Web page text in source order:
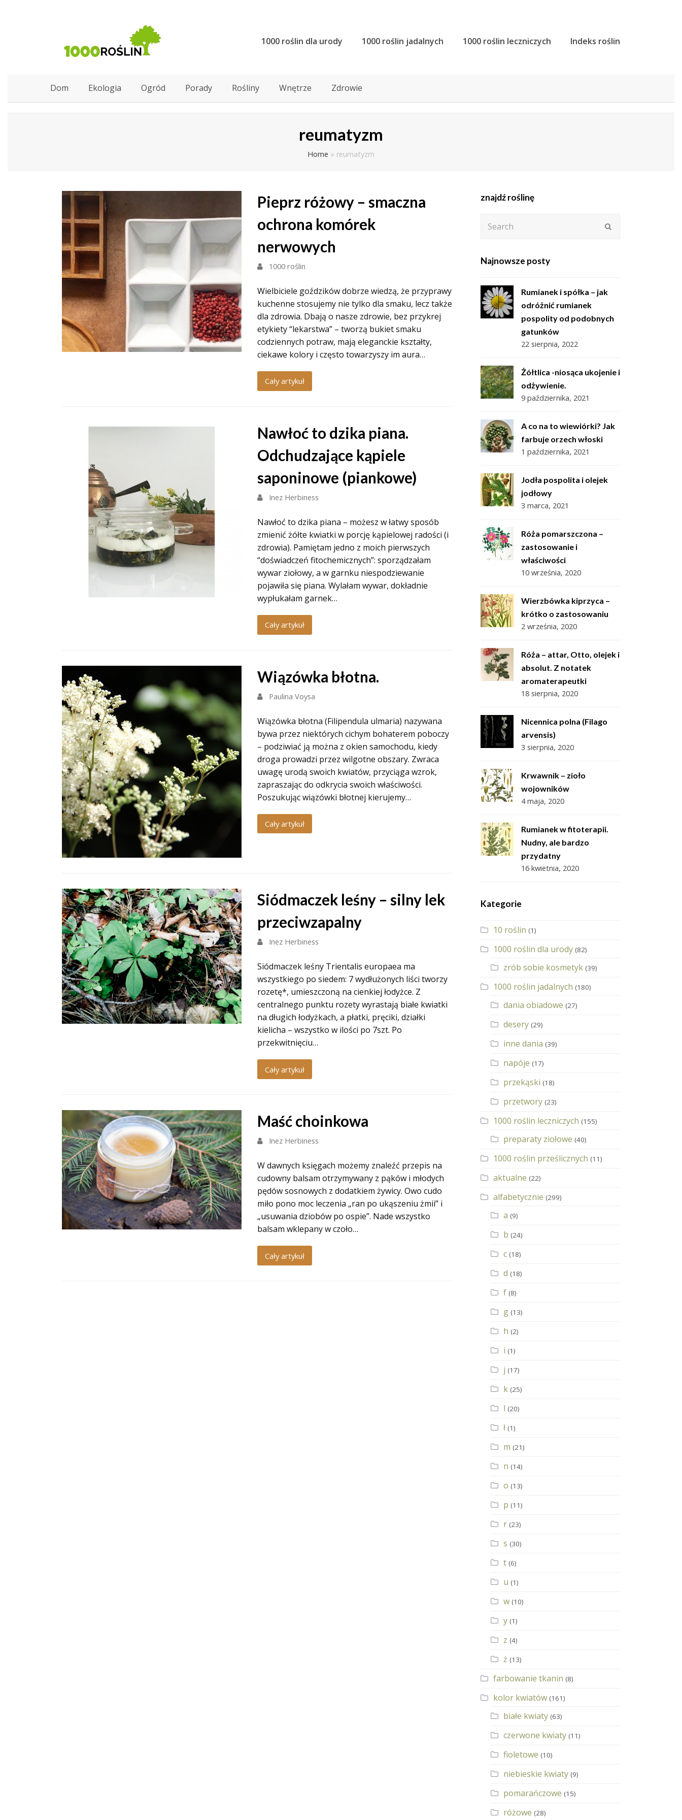
1000 roślin dla urody 1000 roślin jadalnych 1000 roślin leczniczych Indeks roślin
Dom Ekologia Ogród Porady Rośliny Wnętrze Zdrowie
reumatyzm
Home » reumatyzm
Pieprz różowy – smaczna
ochrona komórek
nerwowych
1000 roślin
Wielbiciele goździków dobrze wiedzą, że przyprawy
kuchenne stosujemy nie tylko dla smaku, lecz także
dla zdrowia. Dbają o nasze zdrowie, bez przykrej
etykiety “lekarstwa” – tworzą bukiet smaku
codziennych potraw, mają eleganckie kształty,
ciekawe kolory i często towarzyszy im aura…
Cały artykuł
Nawłoć to dzika piana.
Odchudzające kąpiele
saponinowe (piankowe)
Inez Herbiness
Nawłoć to dzika piana – możesz w łatwy sposób
zmienić żółte kwiatki w porcję kąpielowej radości (i
zdrowia). Pamiętam jedno z moich pierwszych
“doświadczeń fitochemicznych”: sporządzałam
wywar ziołowy, a w garnku niespodziewanie
pojawiła się piana. Wylałam wywar, dokładnie
wypłukałam garnek…
Cały artykuł
Wiązówka błotna.
Paulina Voysa
Wiązówka błotna (Filipendula ulmaria) nazywana
bywa przez niektórych cichym bohaterem poboczy
– podziwiać ją można z okien samochodu, kiedy
droga prowadzi przez wilgotne obszary. Zwraca
uwagę urodą swoich kwiatów, przyciąga wzrok,
zapraszając do odkrycia swoich właściwości.
Poszukując wiązówki błotnej kierujemy…
Cały artykuł
Siódmaczek leśny – silny lek
przeciwzapalny
Inez Herbiness
Siódmaczek leśny Trientalis europaea ma
wszystkiego po siedem: 7 wydłużonych liści tworzy
rozetę*, umieszczoną na cienkiej łodyżce. Z
centralnego punktu rozety wyrastają białe kwiatki
na długich łodyżkach, a płatki, pręciki, działki
kielicha – wszystko w ilości po 7szt. Po
przekwitnięciu…
Cały artykuł
Maść choinkowa
Inez Herbiness
W dawnych księgach możemy znaleźć przepis na
cudowny balsam otrzymywany z pąków i młodych
pędów sosnowych z dodatkiem żywicy. Owo cudo
miło pono moc leczenia „ran po ukąszeniu żmii” i
„usuwania dziobów po ospie”. Nade wszystko
balsam wklepany w czoło…
Cały artykuł
znajdź roślinę
Najnowsze posty
Rumianek i spółka – jak
odróżnić rumianek
pospolity od podobnych
gatunków
22 sierpnia, 2022
Żółtlica -niosąca ukojenie i
odżywienie.
9 października, 2021
A co na to wiewiórki? Jak
farbuje orzech włoski
1 października, 2021
Jodła pospolita i olejek
jodłowy
3 marca, 2021
Róża pomarszczona –
zastosowanie i
właściwości
10 września, 2020
Wierzbówka kiprzyca –
krótko o zastosowaniu
2 września, 2020
Róża – attar, Otto, olejek i
absolut. Z notatek
aromaterapeutki
18 sierpnia, 2020
Nicennica polna (Filago
arvensis)
3 sierpnia, 2020
Krwawnik – zioło
wojowników
4 maja, 2020
Rumianek w fitoterapii.
Nudny, ale bardzo
przydatny
16 kwietnia, 2020
Kategorie
10 roślin (1)
1000 roślin dla urody (82)
zrób sobie kosmetyk (39)
1000 roślin jadalnych (180)
dania obiadowe (27)
desery (29)
inne dania (39)
napóje (17)
przekąski (18)
przetwory (23)
1000 roślin leczniczych (155)
preparaty ziołowe (40)
1000 roślin prześlicznych (11)
aktualne (22)
alfabetycznie (299)
a (9)
b (24)
c (18)
d (18)
f (8)
g (13)
h (2)
i (1)
j (17)
k (25)
l (20)
ł (1)
m (21)
n (14)
o (13)
p (11)
r (23)
s (30)
t (6)
u (1)
w (10)
y (1)
z (4)
ż (13)
farbowanie tkanin (8)
kolor kwiatów (161)
białe kwiaty (63)
czerwone kwiaty (11)
fioletowe (10)
niebieskie kwiaty (9)
pomarańczowe (15)
różowe (28)